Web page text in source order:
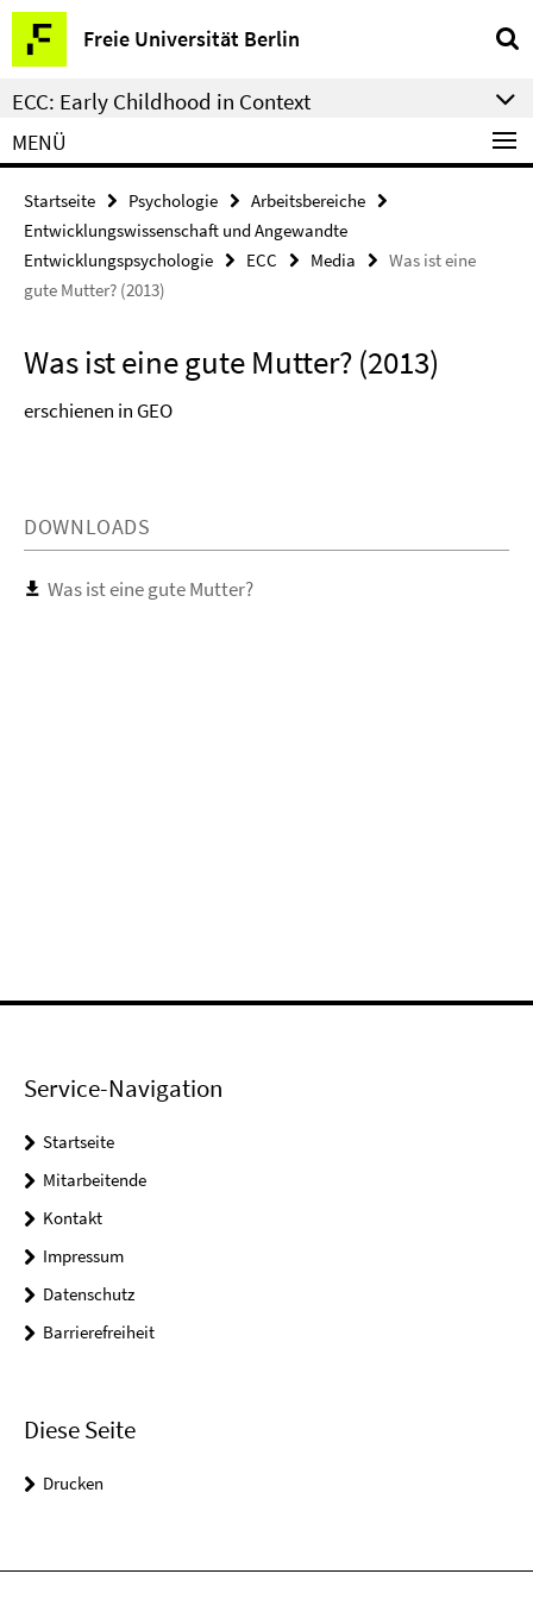
Springe
direkt
zu
Inhalt
Freie Universität Berlin
Service-
Navigation
ECC: Early Childhood in Context
MENÜ
Startseite Psychologie
Arbeitsbereiche
Entwicklungswissenschaft und Angewandte
Entwicklungspsychologie
ECC Media
Was ist eine
gute Mutter? (2013)
Was ist eine gute Mutter? (2013)
erschienen in GEO
DOWNLOADS
Was ist eine gute Mutter?
Service-Navigation
Startseite
Mitarbeitende
Kontakt
Impressum
Datenschutz
Barrierefreiheit
Diese Seite
Drucken